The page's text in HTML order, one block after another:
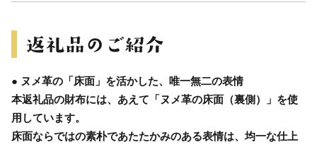
● ヌメ革の「床面」を活かした、唯一無二の表情
本返礼品の財布には、あえて「ヌメ革の床面（裏側）」を使
用しています。
床面ならではの素朴であたたかみのある表情は、均一な仕上